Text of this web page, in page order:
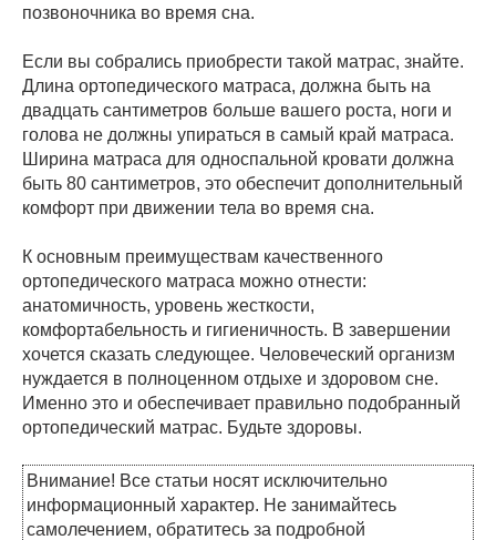
позвоночника во время сна.
Если вы собрались приобрести такой матрас, знайте.
Длина ортопедического матраса, должна быть на
двадцать сантиметров больше вашего роста, ноги и
голова не должны упираться в самый край матраса.
Ширина матраса для односпальной кровати должна
быть 80 сантиметров, это обеспечит дополнительный
комфорт при движении тела во время сна.
К основным преимуществам качественного
ортопедического матраса можно отнести:
анатомичность, уровень жесткости,
комфортабельность и гигиеничность. В завершении
хочется сказать следующее. Человеческий организм
нуждается в полноценном отдыхе и здоровом сне.
Именно это и обеспечивает правильно подобранный
ортопедический матрас. Будьте здоровы.
Внимание! Все статьи носят исключительно
информационный характер. Не занимайтесь
самолечением, обратитесь за подробной